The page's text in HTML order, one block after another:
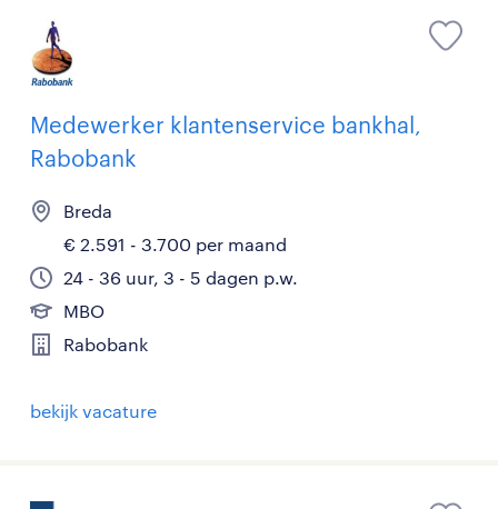
Medewerker klantenservice bankhal,
Rabobank
Breda
€ 2.591 - 3.700 per maand
24 - 36 uur, 3 - 5 dagen p.w.
MBO
Rabobank
bekijk vacature